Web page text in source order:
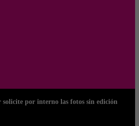
por interno las fotos sin edición